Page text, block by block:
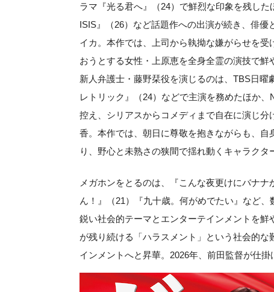
ラマ『光る君へ』（24）で鮮烈な印象を残し
ISIS』（26）など話題作への出演が続き、俳
イカ。本作では、上司から執拗な嫌がらせを
おうとする女性・上原恵を全身全霊の演技で
新人弁護士・藤野栞役を演じるのは、TBS日曜
レトリック』（24）などで主演を務めたほか
控え、シリアスからコメディまで自在に演じ
香。本作では、朝日に尊敬を抱きながらも、自
り、野心と未熟さの狭間で揺れ動くキャラクタ
メガホンをとるのは、『こんな夜更けにバナ
ん！』（21）『九十歳。何がめでたい』など
鋭い社会的テーマとエンターテインメントを
が残り続ける「ハラスメント」という社会的
インメントへと昇華。2026年、前田監督が仕掛